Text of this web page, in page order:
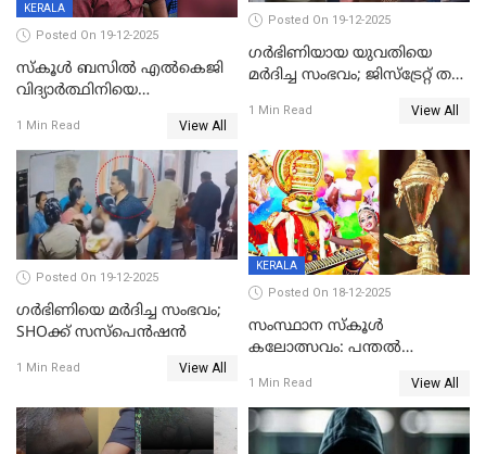
KERALA
Posted On 19-12-2025
സ്കൂൾ ബസിൽ എൽകെജി
വിദ്യാര്‍ത്ഥിനിയെ
ക്ലീനര്‍ പിടിയിൽ
1 Min Read View All
Posted On 19-12-2025
ഗര്‍ഭിണിയായ യുവതിയെ
മര്‍ദിച്ച സംഭവം; ജിസ്‌ട്രേറ്റ് തല
യുവതി
1 Min Read View All
Posted On 19-12-2025
ഗര്‍ഭിണിയെ മർദിച്ച സംഭവം;
SHOക്ക് സസ്പെൻഷൻ
1 Min Read View All
KERALA
Posted On 18-12-2025
സംസ്ഥാന സ്കൂൾ
കലോത്സവം: പന്തൽ
1 Min Read View All